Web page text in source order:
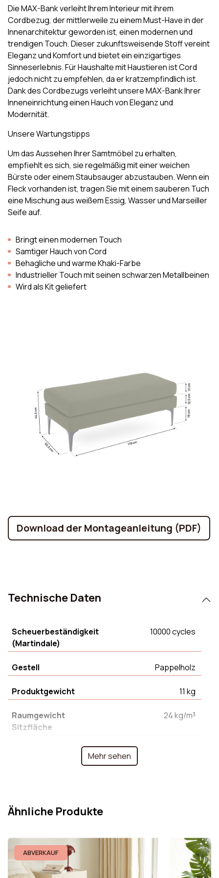
Die MAX-Bank verleiht Ihrem Interieur mit ihrem
Cordbezug, der mittlerweile zu einem Must-Have in der
Innenarchitektur geworden ist, einen modernen und
trendigen Touch. Dieser zukunftsweisende Stoff vereint
Eleganz und Komfort und bietet ein einzigartiges
Sinneserlebnis. Für Haushalte mit Haustieren ist Cord
jedoch nicht zu empfehlen, da er kratzempfindlich ist.
Dank des Cordbezugs verleiht unsere MAX-Bank Ihrer
Inneneinrichtung einen Hauch von Eleganz und
Modernität.
Unsere Wartungstipps
Um das Aussehen Ihrer Samtmöbel zu erhalten,
empfiehlt es sich, sie regelmäßig mit einer weichen
Bürste oder einem Staubsauger abzustauben. Wenn ein
Fleck vorhanden ist, tragen Sie mit einem sauberen Tuch
eine Mischung aus weißem Essig, Wasser und Marseiller
Seife auf.
Bringt einen modernen Touch
Samtiger Hauch von Cord
Behagliche und warme Khaki-Farbe
Industrieller Touch mit seinen schwarzen Metallbeinen
Wird als Kit geliefert
Download der Montageanleitung (PDF)
Technische Daten
Scheuerbeständigkeit
(Martindale)
10000 cycles
Gestell Pappelholz
Produktgewicht 11 kg
Raumgewicht
Sitzfläche
24 kg/m³
Garantie 2 an(s)
Länge 119 cm
Mehr sehen
Ähnliche Produkte
ABVERKAUF